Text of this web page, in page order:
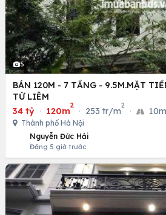
5
BÁN 120M - 7 TẦNG - 9.5M.MẶT
TỪ LIÊM
34 tỷ · 120m
2
· 253 tr/m
2
· 10m
Thành phố Hà Nội
Nguyễn Đức Hải
Đăng 5 giờ trước